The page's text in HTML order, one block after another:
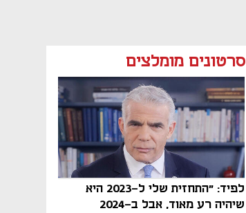
סרטונים מומלצים
לפיד: "התחזית שלי ל-2023 היא
שיהיה רע מאוד, אבל ב-2024